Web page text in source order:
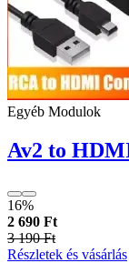
Egyéb Modulok
Av2 to
16%
2 690 Ft
3 190 Ft
Részletek és vásárlás